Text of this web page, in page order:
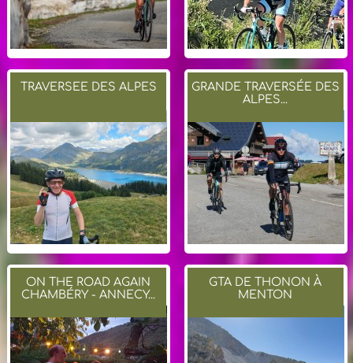
TRAVERSEE DES ALPES
GRANDE TRAVERSÉE DES
ALPES...
ON THE ROAD AGAIN
CHAMBÉRY - ANNECY...
GTA DE THONON À
MENTON